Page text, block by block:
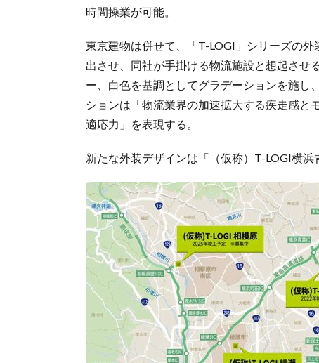
時間操業が可能。
東京建物は併せて、「T-LOGI」シリーズの
出させ、同社が手掛ける物流施設と想起させ
ー、白色を基調としてグラデーションを施し
ションは「物流業界の加速拡大する疾走感と
適応力」を表現する。
新たな外装デザインは「（仮称）T-LOGI横浜